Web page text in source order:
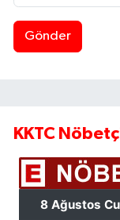
Gönder
KKTC